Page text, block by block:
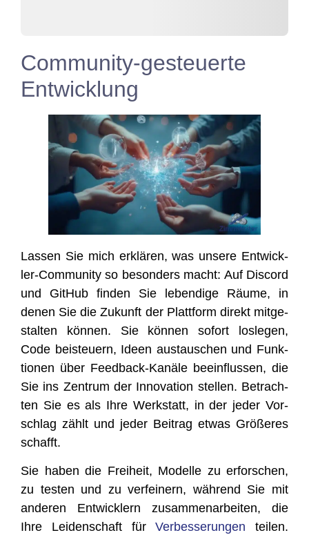
Community-gesteuerte
Entwicklung
Las­sen Sie mich erklä­ren, was unse­re Ent­wick­
ler-Com­mu­ni­ty so beson­ders macht: Auf Dis­cord
und Git­Hub fin­den Sie leben­di­ge Räu­me, in
denen Sie die Zukunft der Platt­form direkt mit­ge­
stal­ten kön­nen. Sie kön­nen sofort los­le­gen,
Code bei­steu­ern, Ideen aus­tau­schen und Funk­
tio­nen über Feed­back-Kanä­le beein­flus­sen, die
Sie ins Zen­trum der Inno­va­ti­on stel­len. Betrach­
ten Sie es als Ihre Werk­statt, in der jeder Vor­
schlag zählt und jeder Bei­trag etwas Grö­ße­res
schafft.
Sie haben die Frei­heit, Model­le zu erfor­schen,
zu tes­ten und zu ver­fei­nern, wäh­rend Sie mit
ande­ren Ent­wick­lern zusam­men­ar­bei­ten, die
Ihre Lei­den­schaft fürVer­bes­se­run­gen tei­len.